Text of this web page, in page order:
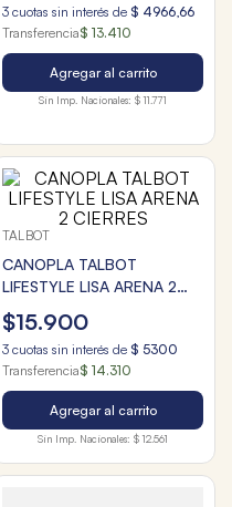
3 cuotas sin interés de $ 4966,66
Transferencia$ 13.410
Agregar al carrito
Sin Imp. Nacionales: $ 11.771
TALBOT
CANOPLA TALBOT
LIFESTYLE LISA ARENA 2
CIERRES
$15.900
3 cuotas sin interés de $ 5300
Transferencia$ 14.310
Agregar al carrito
Sin Imp. Nacionales: $ 12.561